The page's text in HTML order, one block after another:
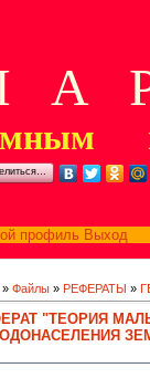
Р
профиль Выход
» Файлы » РЕФЕРАТЫ »
"ТЕОРИЯ